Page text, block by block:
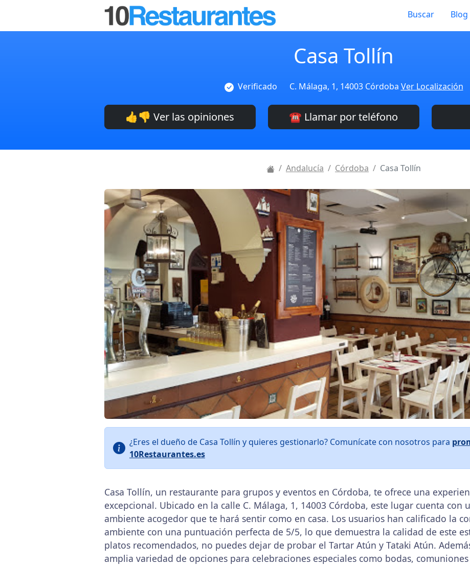
Buscar Blog
Casa Tollín
Verificado C. Málaga, 1, 14003 Córdoba Ver Localización
👍👎 Ver las opiniones ☎️ Llamar por teléfono
Andalucía Córdoba Casa Tollín
¿Eres el dueño de Casa Tollín y quieres gestionarlo? Comunícate con nosotros para
10Restaurantes.es
Casa Tollín, un restaurante para grupos y eventos en Córdoba, te ofrece una
excepcional. Ubicado en la calle C. Málaga, 1, 14003 Córdoba, este lugar cuenta con
ambiente acogedor que te hará sentir como en casa. Los usuarios han calificado la
ambiente con una puntuación perfecta de 5/5, lo que demuestra la calidad de este
platos recomendados, no puedes dejar de probar el Tartar Atún y Tataki Atún.
amplia variedad de opciones para celebraciones especiales como bodas,